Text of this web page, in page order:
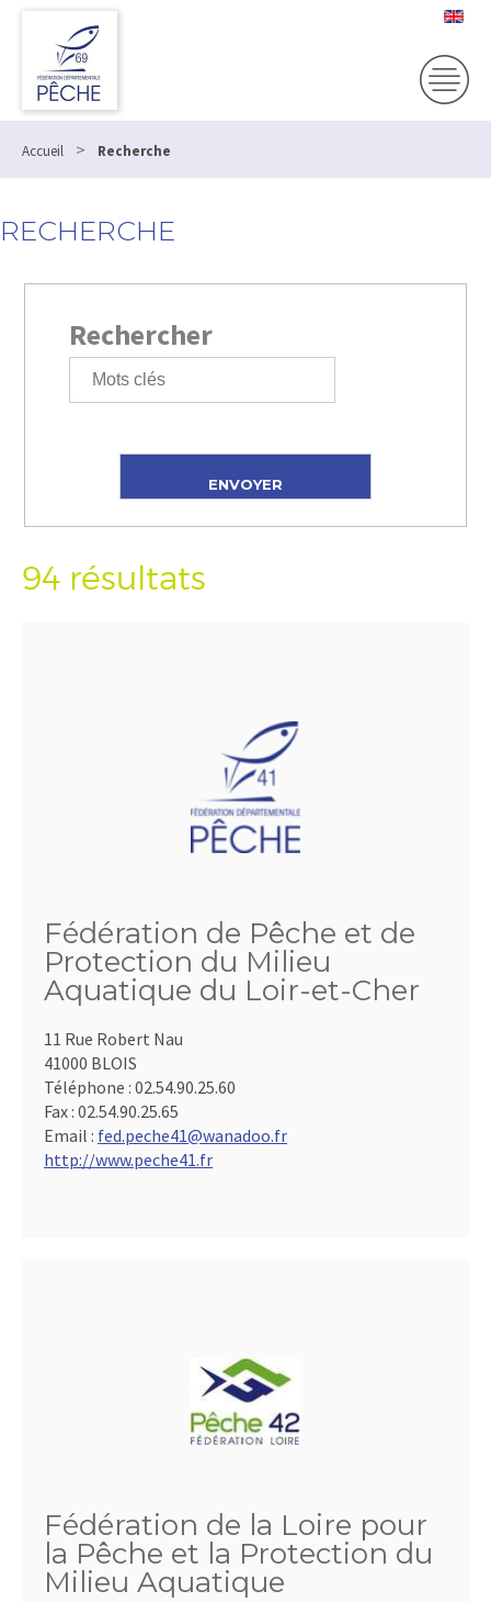
Accueil > Recherche
RECHERCHE
Rechercher
94 résultats
Fédération de Pêche et de
Protection du Milieu
Aquatique du Loir-et-Cher
11 Rue Robert Nau
41000 BLOIS
Téléphone : 02.54.90.25.60
Fax : 02.54.90.25.65
Email : fed.peche41@wanadoo.fr
http://www.peche41.fr
Fédération de la Loire pour
la Pêche et la Protection du
Milieu Aquatique